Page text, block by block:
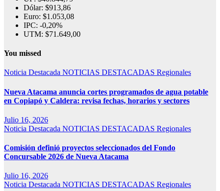
Dólar: $913,86
Euro: $1.053,08
IPC: -0,20%
UTM: $71.649,00
You missed
Noticia Destacada NOTICIAS DESTACADAS Regionales
Nueva Atacama anuncia cortes programados de agua potable
en Copiapó y Caldera: revisa fechas, horarios y sectores
Julio 16, 2026
Noticia Destacada NOTICIAS DESTACADAS Regionales
Comisión definió proyectos seleccionados del Fondo
Concursable 2026 de Nueva Atacama
Julio 16, 2026
Noticia Destacada NOTICIAS DESTACADAS Regionales